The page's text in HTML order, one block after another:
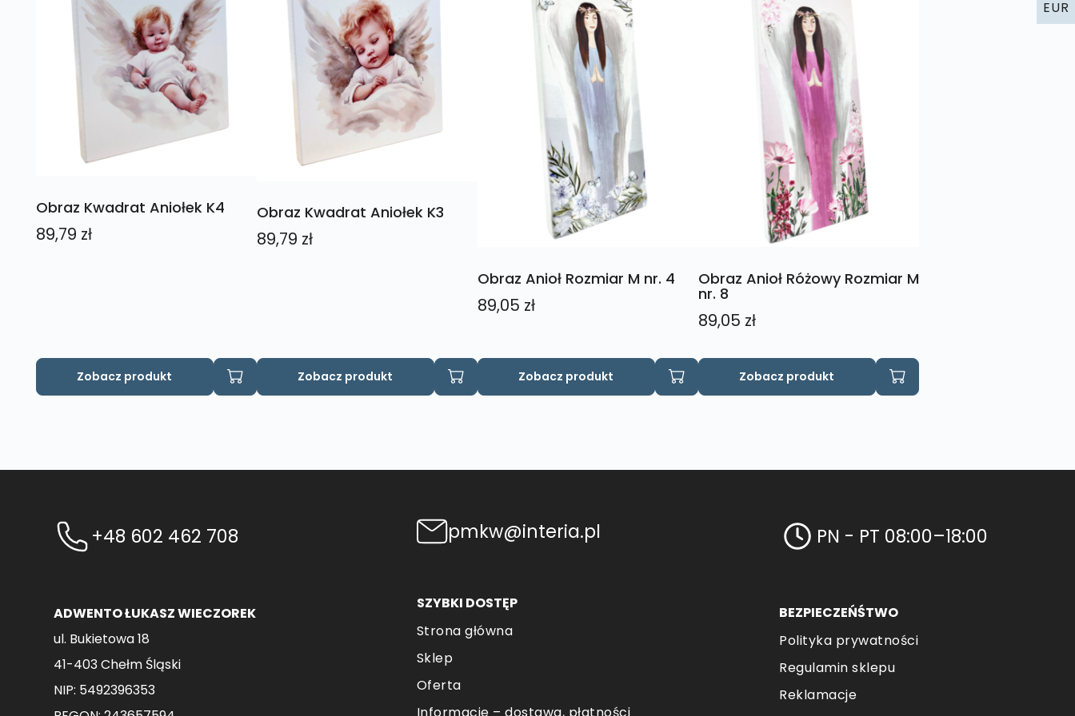
Obraz Kwadrat Aniołek K4
89,79 zł
Zobacz produkt
Obraz Kwadrat Aniołek K3
89,79 zł
Zobacz produkt
Obraz Anioł Rozmiar M nr. 4
89,05 zł
Zobacz produkt
Obraz Anioł Różowy Rozmiar M
nr. 8
89,05 zł
Zobacz produkt
+48 602 462 708
ADWENTO ŁUKASZ WIECZOREK
ul. Bukietowa 18
41-403 Chełm Śląski
NIP: 5492396353
pmkw@interia.pl
SZYBKI DOSTĘP
Strona główna
Sklep
Oferta
Informacje – dostawa, płatności
PN - PT 08:00–18:00
BEZPIECZEŃŚTWO
Polityka prywatności
Regulamin sklepu
Reklamacje
EUR